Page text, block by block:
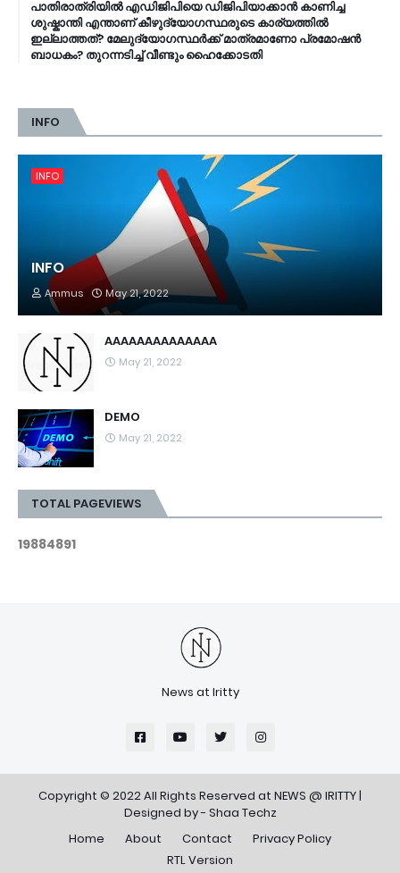
പാതിരാത്രിയിൽ എഡിജിപിയെ ഡിജിപിയാക്കാൻ കാണിച്ച
ശുഷ്കാന്തി എന്താണ് കീഴുദ്യോഗസ്ഥരുടെ കാര്യത്തിൽ
ഇല്ലാത്തത്? മേലുദ്യോഗസ്ഥർക്ക് മാത്രമാണോ പ്രമോഷൻ
ബാധകം? തുറന്നടിച്ച് വീണ്ടും ഹൈക്കോടതി
INFO
INFO
INFO
Ammus May 21, 2022
AAAAAAAAAAAAAA
May 21, 2022
DEMO
May 21, 2022
TOTAL PAGEVIEWS
19884891
News at Iritty
Copyright © 2022 All Rights Reserved at NEWS @ IRITTY|
Designed by - Shaa Techz
Home
About Contact
Privacy Policy
RTL Version